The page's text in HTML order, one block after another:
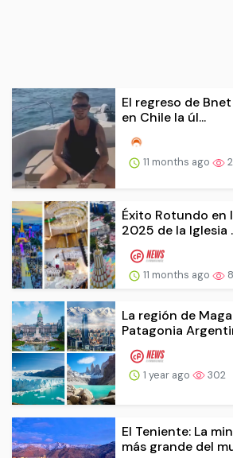
El regreso de
en Chile la úl...
11 months ago
Éxito Rotundo en
2025 de la Iglesia
11 months ago
La región de
Patagonia
1 year ago 302
El Teniente: La
más grande del